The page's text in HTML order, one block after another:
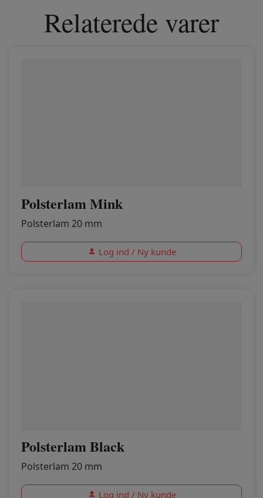
Relaterede varer
Polsterlam Mink
Polsterlam 20 mm
Log ind / Ny kunde
Polsterlam Black
Polsterlam 20 mm
Log ind / Ny kunde